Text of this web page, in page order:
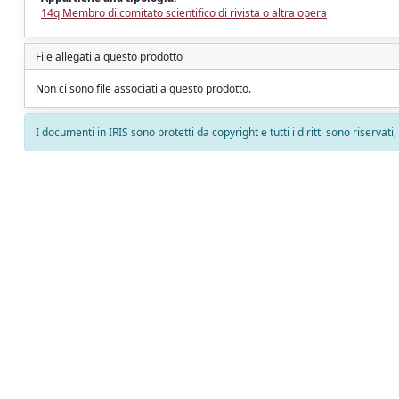
14q Membro di comitato scientifico di rivista o altra opera
File allegati a questo prodotto
Non ci sono file associati a questo prodotto.
I documenti in IRIS sono protetti da copyright e tutti i diritti sono